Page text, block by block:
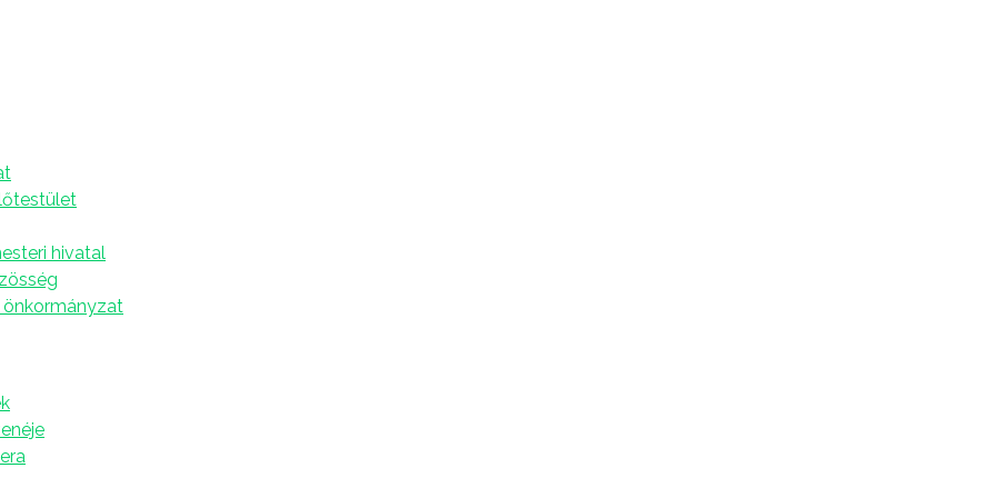
hivatal
önkormányzat
Zmaj Általános Iskolában
a mögöttünk lévő tanév összefoglalójára kértük fel,
választja el a diákokat a nyári szünidőtől,
vizsgát pedig június 17-e és 19-e között
a magyar nyolcadikosokat 18 órakor a templomban
az iskolaudvarban szervezik meg a közös
a díjakat és az elismeréseket. A nap
tanévben négy Vuk-díjasunk van: Vanja Marjanov
és Jelena Stanišić (VIII.4). Büszkék vagyunk rájuk.